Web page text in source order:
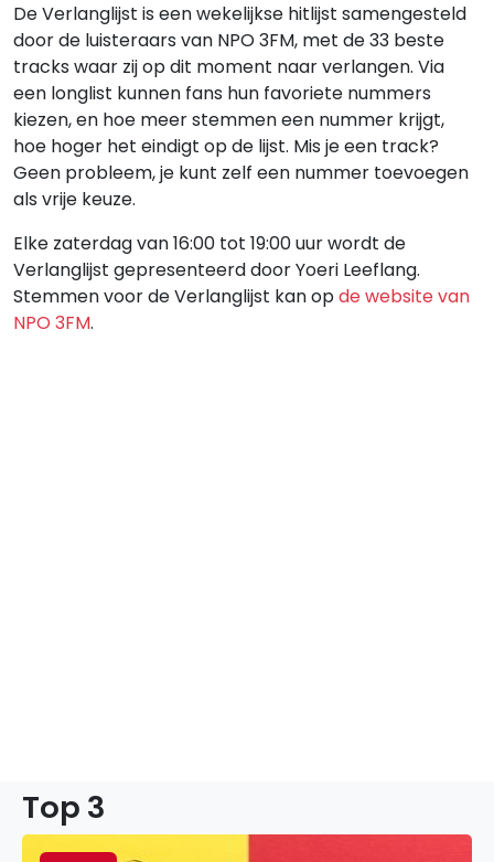
De Verlanglijst is een wekelijkse hitlijst samengesteld
door de luisteraars van NPO 3FM, met de 33 beste
tracks waar zij op dit moment naar verlangen. Via
een longlist kunnen fans hun favoriete nummers
kiezen, en hoe meer stemmen een nummer krijgt,
hoe hoger het eindigt op de lijst. Mis je een track?
Geen probleem, je kunt zelf een nummer toevoegen
als vrije keuze.
Elke zaterdag van 16:00 tot 19:00 uur wordt de
Verlanglijst gepresenteerd door Yoeri Leeflang.
Stemmen voor de Verlanglijst kan opde website van
NPO 3FM.
Top 3